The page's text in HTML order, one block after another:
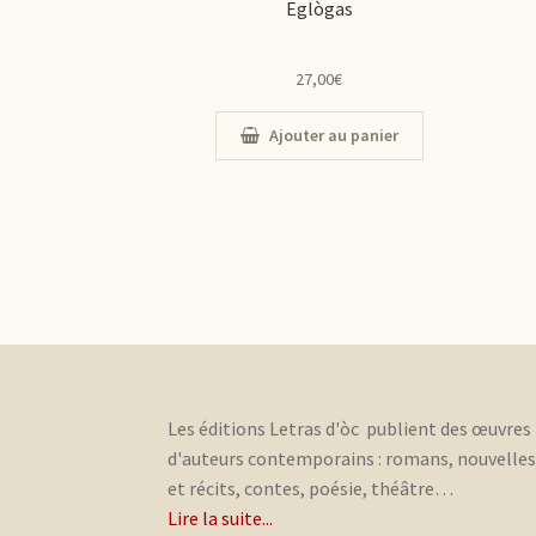
Eglògas
27,00€
Ajouter au panier
Les éditions Letras d'òc publient des œuvres
d'auteurs contemporains : romans, nouvelles
et récits, contes, poésie, théâtre…
Lire la suite...